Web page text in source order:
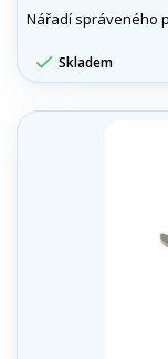
Nářadí správeného
 Skladem